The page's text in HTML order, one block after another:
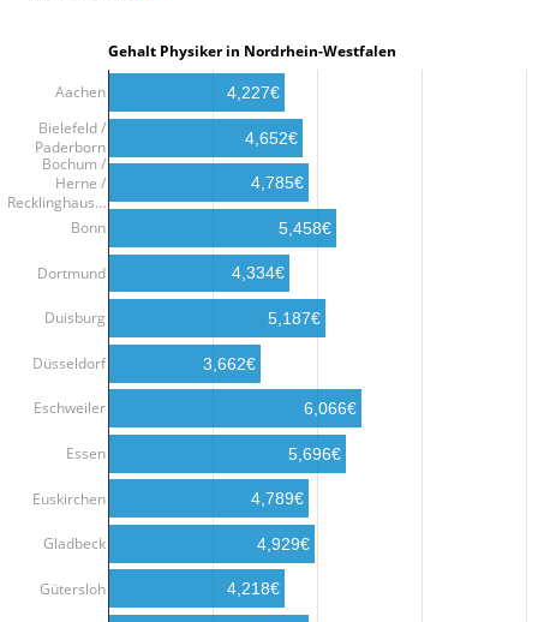
Gehalt Physiker in Nordrhein-Westfalen
Aachen
Bielefeld /
Paderborn
Bochum /
Herne /
Recklinghaus…
Bonn
Dortmund
Duisburg
Düsseldorf
Eschweiler
Essen
Euskirchen
Gladbeck
Gütersloh
4,227€
4,652€
4,785€
5,458€
4,334€
5,187€
3,662€
6,066€
5,696€
4,789€
4,929€
4,218€